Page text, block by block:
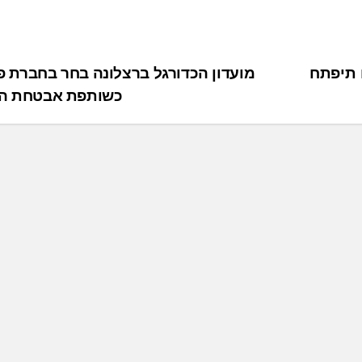
מועדון הכדורגל ברצלונה בחר בחברת
כשותפת אבטחת
תיפתח